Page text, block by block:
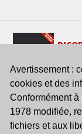
Avertissement :
cookies et des
Conformément à
1978 modifiée,
fichiers et aux
en
par